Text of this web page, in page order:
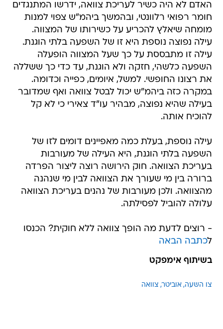
האדם לא היה כשיר לעריכת צוואה, ידרשו המתנגדים
חומר רפואי רלוונטי, ובהמשך ביהמ"ש צפוי למנות
מומחה שיאלץ להכריע על כשירותו של המצווה.
עילה נפוצה נוספת היא זו של השפעה בלתי הוגנת.
עילה זו מתבססת על כך שעל המצווה הופעלה
השפעה כלשהי, חזקה ולא הוגנת, עד כדי כך ששללה
את רצונו החופשי. למשל, איומים, כפייה וכדומה.
במקרה כזה ביהמ"ש יכול לבטל צוואה ואף שמדובר
בעילה שהיא נפוצה, מבהיר עו"ד צאירי כי לא קל
להוכיח אותה.
עילה נוספת, בעלת כמה מאפיינים דומים לזו של
השפעה בלתי הוגנת, היא העילה של מעורבות
בעריכת הצוואה. חוק הירושה רוצה ליצור הפרדה
ברורה בין מי שעורך את הצוואה לבין מי שנהנה
מהצוואה. ולכן מעורבות של נהנים בעריכת הצוואה
עלולה להוביל לפסילתה.
- רוצים לדעת מה הופך צוואה ללא חוקית? הכנסו
לכתבה הבאה
בשיתוף אימפקט
צו השעה אוביטר צוואה